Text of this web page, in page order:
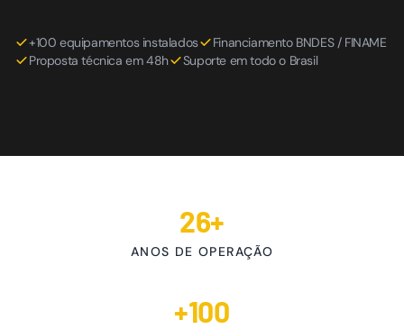
+100 equipamentos instalados
Financiamento BNDES / FINAME
Proposta técnica em 48h
Suporte em todo o Brasil
26+
ANOS DE OPERAÇÃO
+100